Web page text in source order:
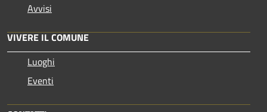
Avvisi
VIVERE IL COMUNE
Luoghi
Eventi